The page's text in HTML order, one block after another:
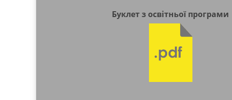
Буклет з освітньої програми